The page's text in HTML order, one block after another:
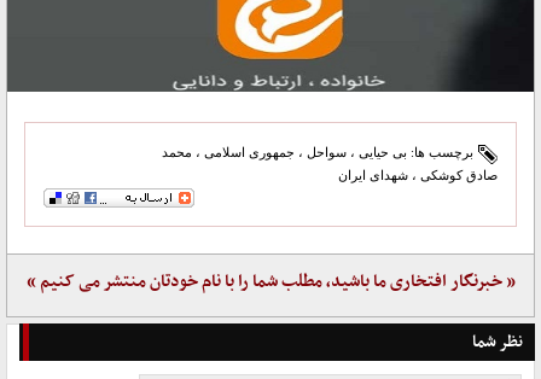
برچسب ها: بی حیایی ، سواحل ، جمهوری اسلامی ، محمد
صادق کوشکی ، شهدای ایران
« خبرنگار افتخاری ما باشید، مطلب شما را با نام خودتان منتشر می کنیم »
نظر شما